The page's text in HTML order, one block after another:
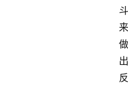
斗
来
做
出
反